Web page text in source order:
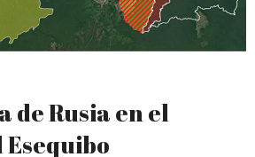
de Rusia en el